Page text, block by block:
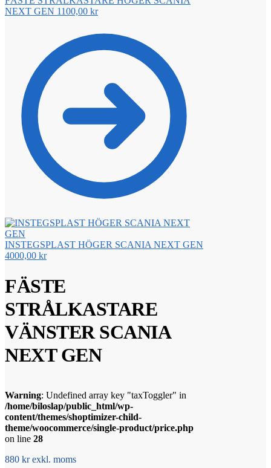
NEXT GEN 1100,00 kr
INSTEGSPLAST HÖGER SCANIA NEXT GEN
4000,00 kr
FÄSTE
STRÅLKASTARE
VÄNSTER SCANIA
NEXT GEN
Warning: Undefined array key "taxToggler" in
/home/biloslap/public_html/wp-
content/themes/shoptimizer-child-
theme/woocommerce/single-product/price.php
on line 28
880 kr exkl. moms